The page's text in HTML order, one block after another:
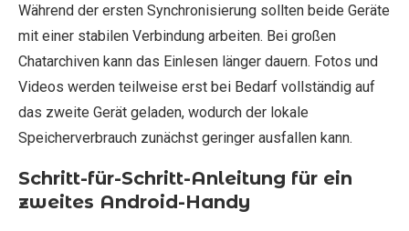
Während der ersten Synchronisierung sollten beide Geräte
mit einer stabilen Verbindung arbeiten. Bei großen
Chatarchiven kann das Einlesen länger dauern. Fotos und
Videos werden teilweise erst bei Bedarf vollständig auf
das zweite Gerät geladen, wodurch der lokale
Speicherverbrauch zunächst geringer ausfallen kann.
Schritt-für-Schritt-Anleitung für ein
zweites Android-Handy